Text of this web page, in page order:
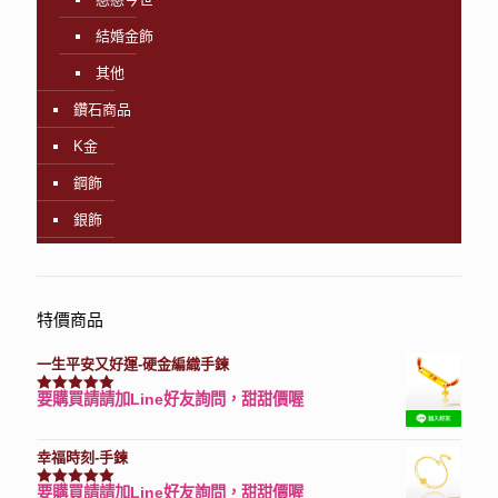
結婚金飾
其他
鑽石商品
K金
鋼飾
銀飾
特價商品
一生平安又好運-硬金編織手鍊
評分7740滿分 5
要購買請請加Line好友詢問，甜甜價喔
幸福時刻-手鍊
要購買請請加Line好友詢問，甜甜價喔